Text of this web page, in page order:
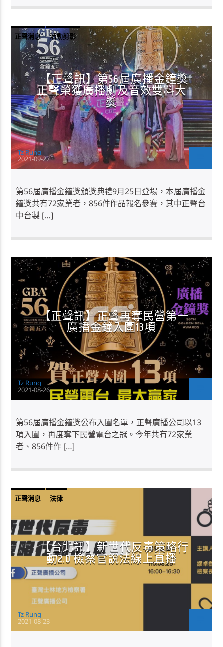
正聲消息 活動剪影
【正聲訊】第56屆廣播金鐘獎
正聲榮獲廣播劇及音效雙料大
獎
Tz Rung
2021-09-27
第56屆廣播金鐘獎頒獎典禮9月25日登場，本屆廣播金
鐘獎共有72家業者，856件作品報名參賽，其中正聲台
中台製 […]
正聲消息
【正聲訊】正聲再奪民營第一
廣播金鐘入圍13項
Tz Rung
2021-08-26
第56屆廣播金鐘獎公布入圍名單，正聲廣播公司以13
項入圍，再度奪下民營電台之冠。今年共有72家業
者、856件作 […]
正聲消息 法律
【台北訊】新世代反毒策略行
動2.0 檢察官說法線上直播
Tz Rung
2021-08-23